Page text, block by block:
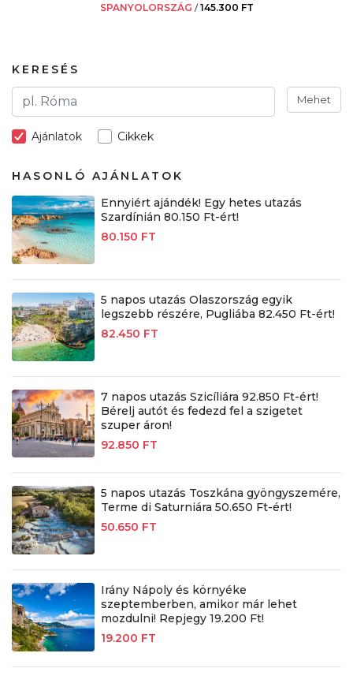
SPANYOLORSZÁG /145.300 FT
KERESÉS
Mehet
Ajánlatok Cikkek
HASONLÓ AJÁNLATOK
Ennyiért ajándék! Egy hetes utazás
Szardínián 80.150 Ft-ért!
80.150 FT
5 napos utazás Olaszország egyik
legszebb részére, Pugliába 82.450 Ft-ért!
82.450 FT
7 napos utazás Szicíliára 92.850 Ft-ért!
Bérelj autót és fedezd fel a szigetet
szuper áron!
92.850 FT
5 napos utazás Toszkána gyöngyszemére,
Terme di Saturniára 50.650 Ft-ért!
50.650 FT
Irány Nápoly és környéke
szeptemberben, amikor már lehet
mozdulni! Repjegy 19.200 Ft!
19.200 FT